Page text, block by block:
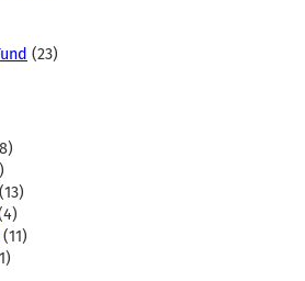
(23)
(13)
(11)